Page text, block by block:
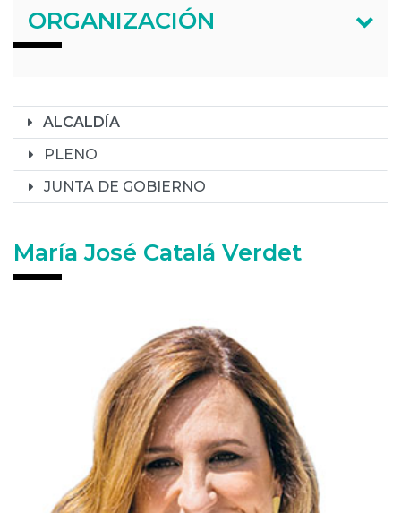
ORGANIZACIÓN
ALCALDÍA
PLENO
JUNTA DE GOBIERNO
María José Catalá Verdet